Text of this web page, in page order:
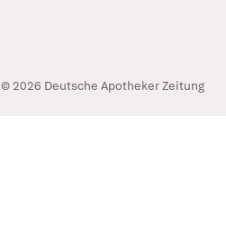
© 2026 Deutsche Apotheker Zeitung